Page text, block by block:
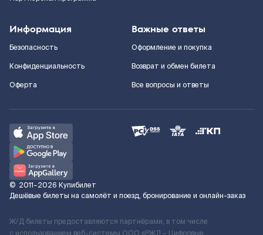
Информация
Безопасность
Конфиденциальность
Оферта
Важные ответы
Оформление и покупка
Возврат и обмен билета
Все вопросы и ответы
© 2011–2026 Купибилет
Дешёвые билеты на самолёт и поезд, бронирование и онлайн-заказ
Ж/Д билеты предоставляются партнёрами, в том числе